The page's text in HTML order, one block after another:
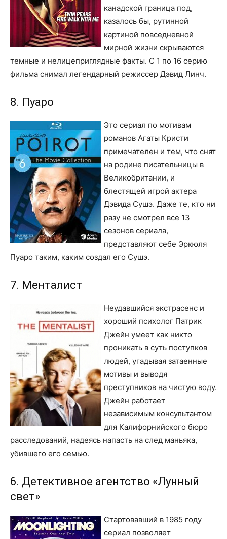
канадской граница под,
казалось бы, рутинной
картиной повседневной
мирной жизни скрываются
темные и нелицеприглядные факты. С 1 по 16 серию
фильма снимал легендарный режиссер Дэвид Линч.
8. Пуаро
Это сериал по мотивам
романов Агаты Кристи
примечателен и тем, что снят
на родине писательницы в
Великобритании, и
блестящей игрой актера
Дэвида Сушэ. Даже те, кто ни
разу не смотрел все 13
сезонов сериала,
представляют себе Эркюля
Пуаро таким, каким создал его Сушэ.
7. Менталист
Неудавшийся экстрасенс и
хороший психолог Патрик
Джейн умеет как никто
проникать в суть поступков
людей, угадывая затаенные
мотивы и выводя
преступников на чистую воду.
Джейн работает
независимым консультантом
для Калифорнийского бюро
расследований, надеясь напасть на след маньяка,
убившего его семью.
6. Детективное агентство «Лунный
свет»
Стартовавший в 1985 году
сериал позволяет